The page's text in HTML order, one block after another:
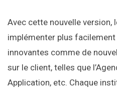
Avec cette nouvelle version,
implémenter plus
innovantes comme de
sur le client, telles que
Application, etc. Chaque